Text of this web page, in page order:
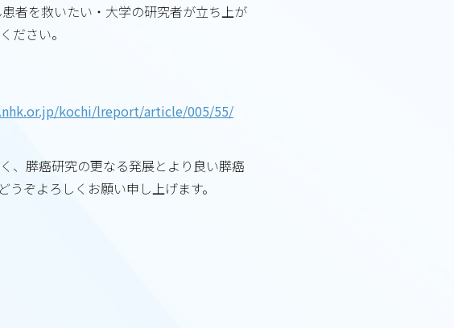
者を救いたい・大学の研究者が立ち上が
ださい。
kochi/lreport/article/005/55/
、膵癌研究の更なる発展とより良い膵癌
ぞよろしくお願い申し上げます。